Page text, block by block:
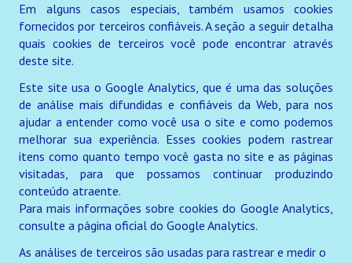
Em alguns casos especiais, também usamos cookies
fornecidos por terceiros confiáveis. A seção a seguir detalha
quais cookies de terceiros você pode encontrar através
deste site.
Este site usa o Google Analytics, que é uma das soluções
de análise mais difundidas e confiáveis da Web, para nos
ajudar a entender como você usa o site e como podemos
melhorar sua experiência. Esses cookies podem rastrear
itens como quanto tempo você gasta no site e as páginas
visitadas, para que possamos continuar produzindo
conteúdo atraente.
Para mais informações sobre cookies do Google Analytics,
consulte a página oficial do Google Analytics.
As análises de terceiros são usadas para rastrear e medir o